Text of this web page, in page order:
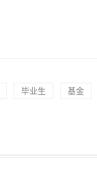
毕业生 基金